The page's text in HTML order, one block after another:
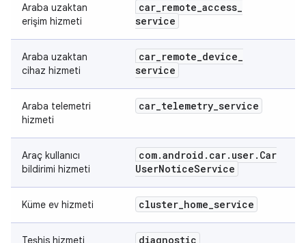
Araba uzaktan
erişim hizmeti
car_remote_access_
service
Araba uzaktan
cihaz hizmeti
car_remote_device_
service
Araba telemetri
hizmeti
car_telemetry_service
Araç kullanıcı
bildirimi hizmeti
com.android . car. user. Car
UserNoticeService
Küme ev hizmeti cluster_home_service
Teşhis hizmeti diagnostic